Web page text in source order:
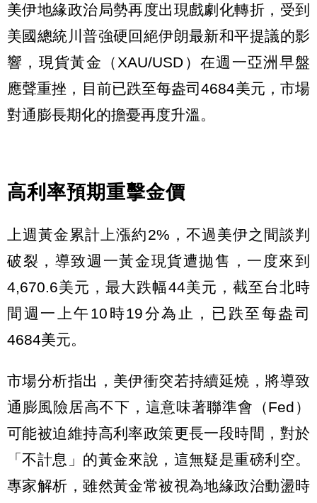
美伊地緣政治局勢再度出現戲劇化轉折，受到
美國總統川普強硬回絕伊朗最新和平提議的影
響，現貨黃金（XAU/USD）在週一亞洲早盤
應聲重挫，目前已跌至每盎司4684美元，市場
對通膨長期化的擔憂再度升溫。
高利率預期重擊金價
上週黃金累計上漲約2%，不過美伊之間談判
破裂，導致週一黃金現貨遭拋售，一度來到
4,670.6美元，最大跌幅44美元，截至台北時
間週一上午10時19分為止，已跌至每盎司
4684美元。
市場分析指出，美伊衝突若持續延燒，將導致
通膨風險居高不下，這意味著聯準會（Fed）
可能被迫維持高利率政策更長一段時間，對於
「不計息」的黃金來說，這無疑是重磅利空。
專家解析，雖然黃金常被視為地緣政治動盪時